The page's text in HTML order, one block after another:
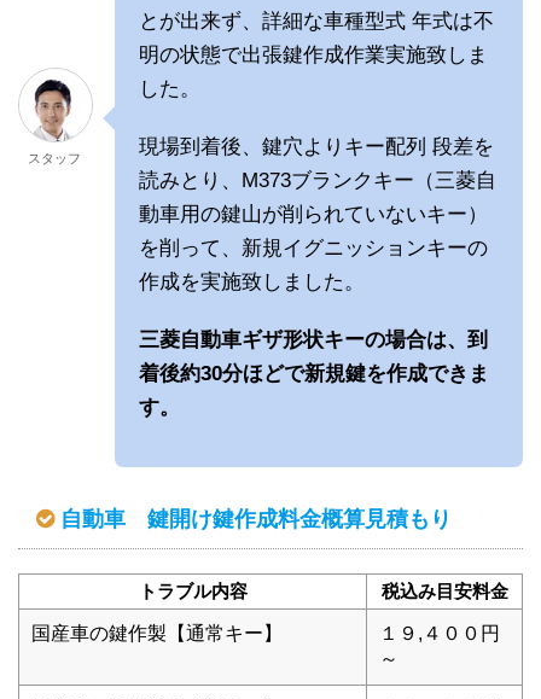
スタッフ
とが出来ず、詳細な車種型式 年式は不
明の状態で出張鍵作成作業実施致しま
した。
現場到着後、鍵穴よりキー配列 段差を
読みとり、M373ブランクキー（三菱自
動車用の鍵山が削られていないキー）
を削って、新規イグニッションキーの
作成を実施致しました。
三菱自動車ギザ形状キーの場合は、到
着後約30分ほどで新規鍵を作成できま
す。
自動車 鍵開け鍵作成料金概算見積もり
トラブル内容 税込み目安料金
国産車の鍵作製【通常キー】
１９,４００円
～